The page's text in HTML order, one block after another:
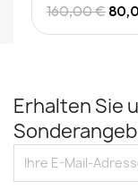
160,00 €
Erhalten Sie